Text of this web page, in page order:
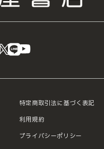
instagram
X LINE
特定商取引法に基づく表記
利用規約
プライバシーポリシー